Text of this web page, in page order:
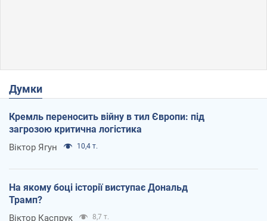
Думки
Кремль переносить війну в тил Європи: під
загрозою критична логістика
Віктор Ягун 10,4 т.
На якому боці історії виступає Дональд
Трамп?
Віктор Каспрук 8,7 т.